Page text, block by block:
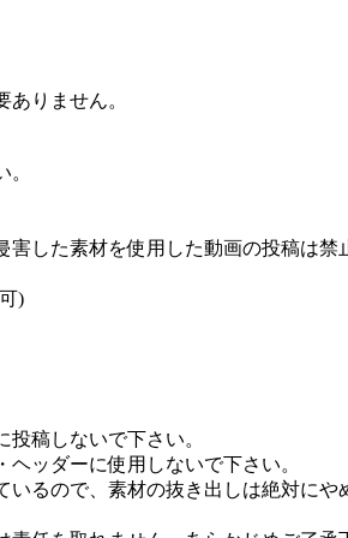
りません。
した素材を使用した動画の投稿は禁
)
稿しないで下さい。
ッダーに使用しないで下さい。
るので、素材の抜き出しは絶対にや